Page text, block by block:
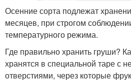
Осенние сорта подлежат
месяцев, при строгом
температурного режима.
Где правильно хранить груши?
хранятся в специальной таре с
отверстиями, через которые